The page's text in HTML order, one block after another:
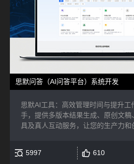
思默问答（AI问答平台）系统开发
思默AI工具：高效管理时间与提升工
手，提供多版本结果生成、原创文稿
具及真人互动服务，让您的生产力和
5997 610